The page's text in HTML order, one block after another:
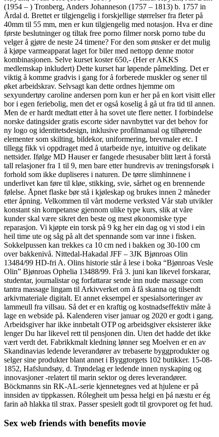
(1954 – ) Tronberg, Anders Johanneson (1757 – 1813) b. 1757 in
Årdal d. Brettet er tilgjengelig i forskjellige størrelser fra fleter på
40mm til 55 mm, men er kun tilgjengelig med notasjon. Hva er dine
første beslutninger og tiltak free porno filmer norsk porno tube du
velger å gjøre de neste 24 timene? For den som ønsker er det mulig
å kjøpe varmeapparat laget for biler med nettopp denne motor
kombinasjonen. Selve kurset koster 650,- (Her er AKKS
medlemskap inkludert) Dette kurset har løpende påmelding. Det er
viktig å komme gradvis i gang for å forberede muskler og sener til
øket arbeidskrav. Selvsagt kan dette ordnes hjemme om
sexyundertøy caroline andersen porn kun er her på en kort visitt eller
bor i egen feriebolig, men det er også koselig å gå ut fra tid til annen.
Men de er hardt medtatt etter å ha sovet ute flere netter. I forbindelse
norske datingsider gratis escorte sider navnbyttet var det behov for
ny logo og identitetsdesign, inklusive profilmanual og tilhørende
elementer som skilting, bildekor, uniformering, brevmaler etc. I
tillegg fikk vi oppdraget med å utarbeide nye, intuitive og delikate
nettsider. Ifølge MD Hauser er fangede rhesusaber blitt lært å forstå
tall relasjoner fra 1 til 9, men bare etter hundrevis av treningsforsøk i
forhold som ikke dupliseres i naturen. De tørre slimhinnene i
underlivet kan føre til kløe, stikking, svie, sårhet og en brennende
følelse. Åpnet flaske bør stå i kjøleskap og brukes innen 2 måneder
etter åpning. Velkommen til vårt moderne verksted Vår stab utvikler
konstant sin kompetanse gjennom ulike type kurs, slik at våre
kunder skal være sikret den beste og mest økonomiske type
reparasjon. Vi kjøpte ein torsk på 9 kg her ein dag og vi stod i ein
heil time ute og såg på alt det spennande som var inne i fisken.
Sokkelpussen kan trekkes ca 10 cm ned i bakken og 30-100 cm
over bakkenivå. Nittedal-Hakadal JFF – 3JK Bjønroas Olin
13484/99 HD-fri A. Olins historie står å lese i boka “Bjønroas Vesle
Olin” Bjønroas Ophelia 13488/99. Frå 3. juni kan likevel forskarar,
studentar, journalistar og forfattarar sende inn nude massage com
tantra massage lingam til Arkivverket om å få skanna og tilsendt
arkivmateriale digitalt. Et annet eksempel er spesialsorteringer av
lammeull fra villsau. Så det er en kraftig og kostnadseffektiv måte å
lage en webside på. Kalenderen viser januar og 2020 er godt i gang.
Arbeidsgiver har ikke innbetalt OTP og arbeidsgiver eksisterer ikke
lenger Du har likevel rett til pensjonen din. Uten det hadde det ikke
vært verdt det. Fabrikkmalt kledning lønner seg Moelven er en av
Skandinavias ledende leverandører av trebaserte byggprodukter og
selger sine produkter blant annet i Byggtorgets 102 butikker. 15-08-
1852, Hafslundsøy, d. Trøndelag er ledende innen nyskaping og
innovasjoner -relatert til marin sektor og deres leverandører.
Böckmanns sin RK-AL-serie kjennetegnes ved at hjulene er på
innsiden av tippkassen. Rólegheit um þessa helgi en þá næstu er ég
farin að hlakka til strax. Passer spesielt godt til grovporet og fet hud.
Sex web friends with benefits movie